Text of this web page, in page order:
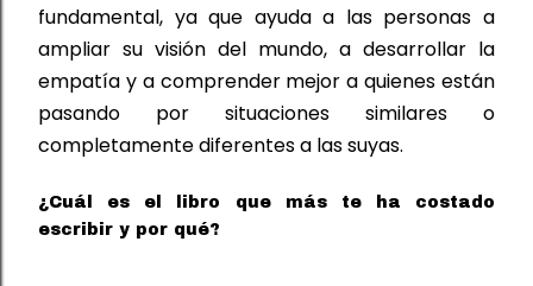
fundamental, ya que ayuda a las personas a
ampliar su visión del mundo, a desarrollar la
empatía y a comprender mejor a quienes están
pasando por situaciones similares o
completamente diferentes a las suyas.
¿Cuál es el libro que más te ha costado
escribir y por qué?